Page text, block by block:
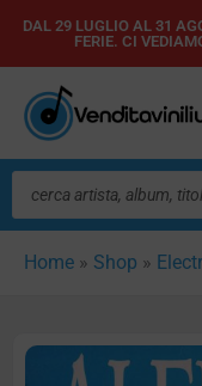
Vai
contenuto
DAL 29 LUGLIO AL 31
FERIE. CI
Ricerca
prodotti
Home » Shop »